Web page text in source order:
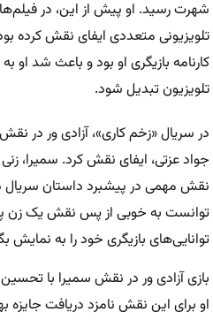
شهرت رسید. او پیش از این، در
تلویزیونی متعددی ایفای نقش کرده
کارنامه بازیگری او بود و باعث شد او
تلویزیون تبدیل شود.
در سریال «زخم کاری»، آزادی ور در
جواد عزتی، ایفای نقش کرد. سمیرا،
نقش مهمی در پیشبرد داستان سریال
توانست به خوبی از پس نقش یک زن
توانایی‌های بازیگری خود را به نمایش
بازی آزادی ور در نقش سمیرا با
او برای این نقش نامزد دریافت جایزه